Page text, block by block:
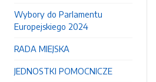
Wybory do Parlamentu
Europejskiego 2024
RADA MIEJSKA
JEDNOSTKI POMOCNICZE